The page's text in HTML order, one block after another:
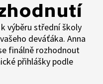
výběru střední školy
deváťáka. Anna
finálně rozhodnout
přihlášky podle